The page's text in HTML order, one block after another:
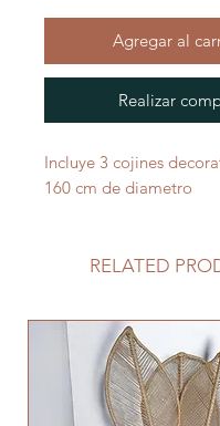
Agregar al
Realizar
Incluye 3 cojines
160 cm de diametro
RELATED